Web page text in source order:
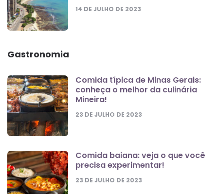
14 DE JULHO DE 2023
Gastronomia
Comida típica de Minas Gerais:
conheça o melhor da culinária
Mineira!
23 DE JULHO DE 2023
Comida baiana: veja o que você
precisa experimentar!
23 DE JULHO DE 2023